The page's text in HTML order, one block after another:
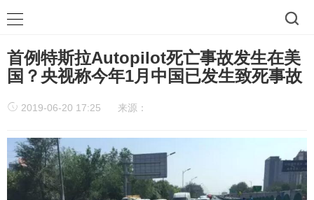
首例特斯拉Autopilot死亡事故发生在美
国？央视称今年1月中国已发生致死事故
2019-06-20 17:25 来源：